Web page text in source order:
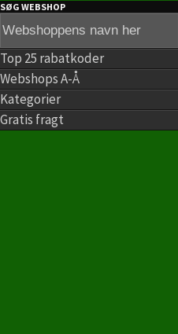
SØG WEBSHOP
Top 25 rabatkoder
Webshops A-Å
Kategorier
Gratis fragt